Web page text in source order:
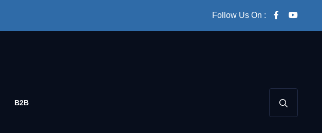
Follow Us On :
B2B